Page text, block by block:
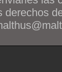
derechos